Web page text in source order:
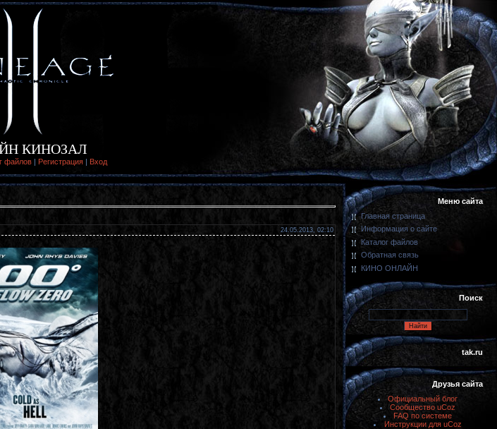
КИНОЗАЛ
файлов | Регистрация | Вход
24.05.2013, 02:10
Меню сайта
Главная страница
Информация о сайте
Каталог файлов
Обратная связь
КИНО ОНЛАЙН
Поиск
tak.ru
Друзья сайта
Официальный блог
Сообщество uCoz
FAQ по системе
Инструкции для uCoz